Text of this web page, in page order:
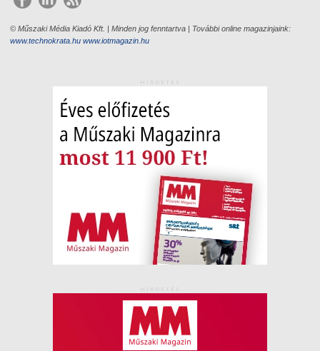
© Műszaki Média Kiadó Kft. | Minden jog fenntartva | További online magazinjaink:
www.technokrata.hu www.iotmagazin.hu
HIRDETÉS
HIRDETÉS